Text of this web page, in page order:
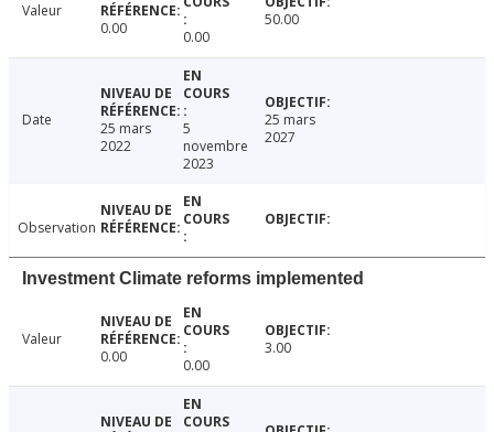
Valeur
0.00
0.00
50.00
Date
25 mars
2022
5
novembre
2023
25 mars
2027
Observation
Investment Climate reforms implemented
Valeur
0.00
0.00
3.00